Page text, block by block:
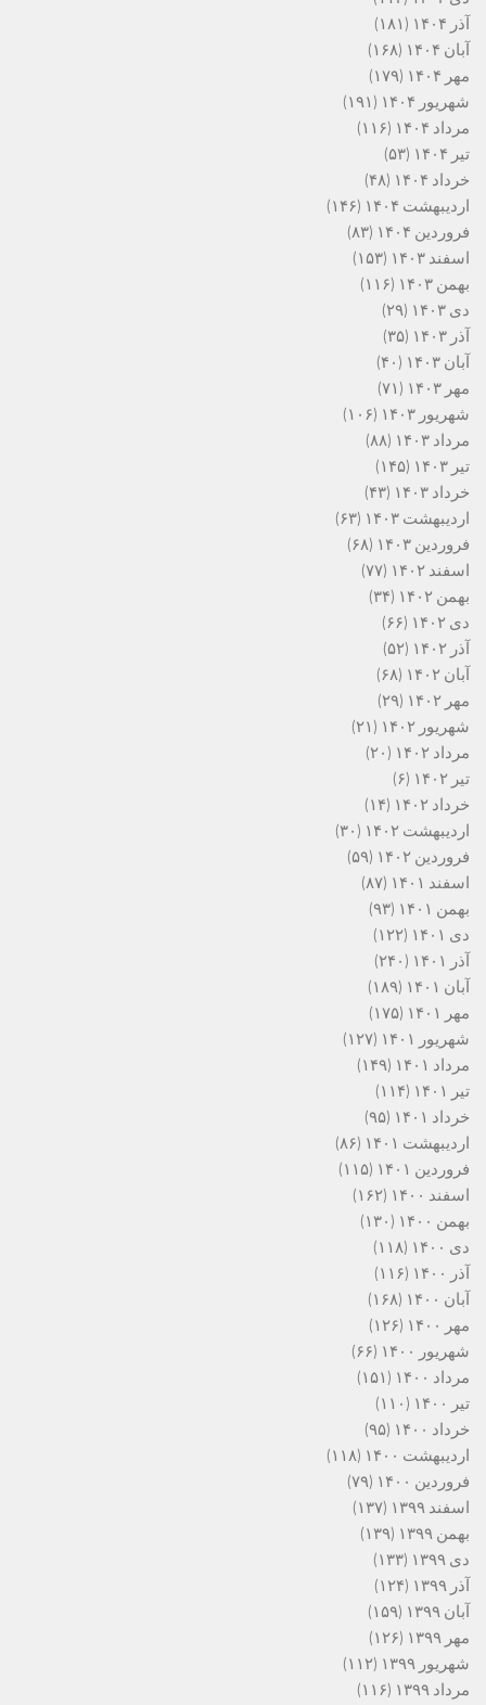
آذر ۱۴۰۴
(۱۸۱)
آبان ۱۴۰۴
(۱۶۸)
مهر ۱۴۰۴
(۱۷۹)
شهریور ۱۴۰۴
(۱۹۱)
مرداد ۱۴۰۴
(۱۱۶)
تیر ۱۴۰۴
(۵۳)
خرداد ۱۴۰۴
(۴۸)
اردیبهشت ۱۴۰۴
(۱۴۶)
فروردین ۱۴۰۴
(۸۳)
اسفند ۱۴۰۳
(۱۵۳)
بهمن ۱۴۰۳
(۱۱۶)
دی ۱۴۰۳
(۲۹)
آذر ۱۴۰۳
(۳۵)
آبان ۱۴۰۳
(۴۰)
مهر ۱۴۰۳
(۷۱)
شهریور ۱۴۰۳
(۱۰۶)
مرداد ۱۴۰۳
(۸۸)
تیر ۱۴۰۳
(۱۴۵)
خرداد ۱۴۰۳
(۴۳)
اردیبهشت ۱۴۰۳
(۶۳)
فروردین ۱۴۰۳
(۶۸)
اسفند ۱۴۰۲
(۷۷)
بهمن ۱۴۰۲
(۳۴)
دی ۱۴۰۲
(۶۶)
آذر ۱۴۰۲
(۵۲)
آبان ۱۴۰۲
(۶۸)
مهر ۱۴۰۲
(۲۹)
شهریور ۱۴۰۲
(۲۱)
مرداد ۱۴۰۲
(۲۰)
تیر ۱۴۰۲
(۶)
خرداد ۱۴۰۲
(۱۴)
اردیبهشت ۱۴۰۲
(۳۰)
فروردین ۱۴۰۲
(۵۹)
اسفند ۱۴۰۱
(۸۷)
بهمن ۱۴۰۱
(۹۳)
دی ۱۴۰۱
(۱۲۲)
آذر ۱۴۰۱
(۲۴۰)
آبان ۱۴۰۱
(۱۸۹)
مهر ۱۴۰۱
(۱۷۵)
شهریور ۱۴۰۱
(۱۲۷)
مرداد ۱۴۰۱
(۱۴۹)
تیر ۱۴۰۱
(۱۱۴)
خرداد ۱۴۰۱
(۹۵)
اردیبهشت ۱۴۰۱
(۸۶)
فروردین ۱۴۰۱
(۱۱۵)
اسفند ۱۴۰۰
(۱۶۲)
بهمن ۱۴۰۰
(۱۳۰)
دی ۱۴۰۰
(۱۱۸)
آذر ۱۴۰۰
(۱۱۶)
آبان ۱۴۰۰
(۱۶۸)
مهر ۱۴۰۰
(۱۲۶)
شهریور ۱۴۰۰
(۶۶)
مرداد ۱۴۰۰
(۱۵۱)
تیر ۱۴۰۰
(۱۱۰)
خرداد ۱۴۰۰
(۹۵)
اردیبهشت ۱۴۰۰
(۱۱۸)
فروردین ۱۴۰۰
(۷۹)
اسفند ۱۳۹۹
(۱۳۷)
بهمن ۱۳۹۹
(۱۳۹)
دی ۱۳۹۹
(۱۳۳)
آذر ۱۳۹۹
(۱۲۴)
آبان ۱۳۹۹
(۱۵۹)
مهر ۱۳۹۹
(۱۲۶)
شهریور ۱۳۹۹
(۱۱۲)
مرداد ۱۳۹۹
(۱۱۶)